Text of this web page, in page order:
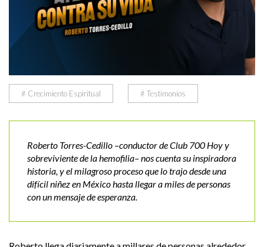
# Crecimiento Espiritual # Testimonios
Roberto Torres-Cedillo –conductor de Club 700 Hoy y
sobreviviente de la hemofilia– nos cuenta su inspiradora
historia, y el milagroso proceso que lo trajo desde una
difícil niñez en México hasta llegar a miles de personas
con un mensaje de esperanza.